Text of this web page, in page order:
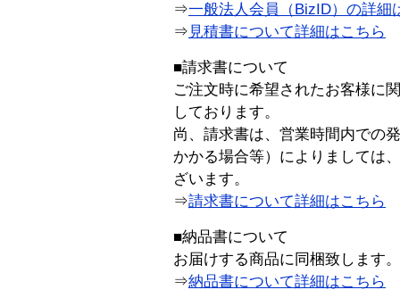
⇒一般法人会員（BizID）の詳細
⇒ 見積書について詳細はこちら
■請求書について
ご注文時に希望されたお客様に
しております。
尚、請求書は、営業時間内での
かかる場合等）によりましては
ざいます。
⇒請求書について詳細はこちら
■納品書について
お届けする商品に同梱致します。
⇒納品書について詳細はこちら